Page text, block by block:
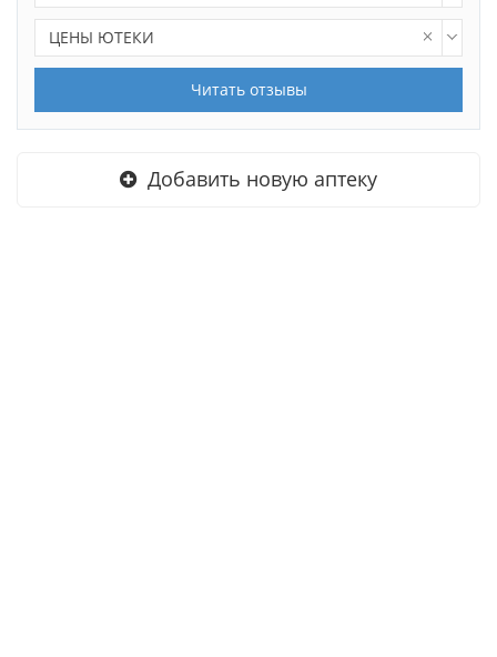
ЦЕНЫ ЮТЕКИ
Читать отзывы
Добавить новую аптеку